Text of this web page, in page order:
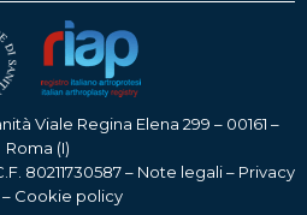
Viale Regina Elena 299 – 00161 –
Roma (I)
80211730587 – Note legali– Privacy
– Cookie policy